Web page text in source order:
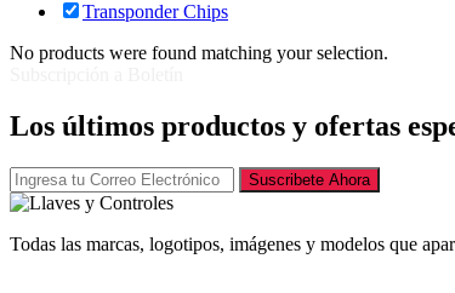
Transponder Chips
No products were found matching your selection.
Los últimos productos y ofertas
Suscribete Ahora
Todas las marcas, logotipos, imágenes y modelos que